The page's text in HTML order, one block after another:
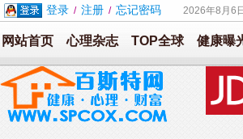
登录 / 注册 / 忘记密码 2026年8月6
网站首页 心理杂志 TOP全球 健康曝